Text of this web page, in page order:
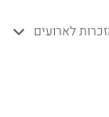
לארועים